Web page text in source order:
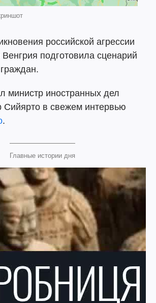
российской агрессии
Венгрия подготовила сценарий
министр иностранных дел
Сийярто в свежем интервью
.
Главные истории дня